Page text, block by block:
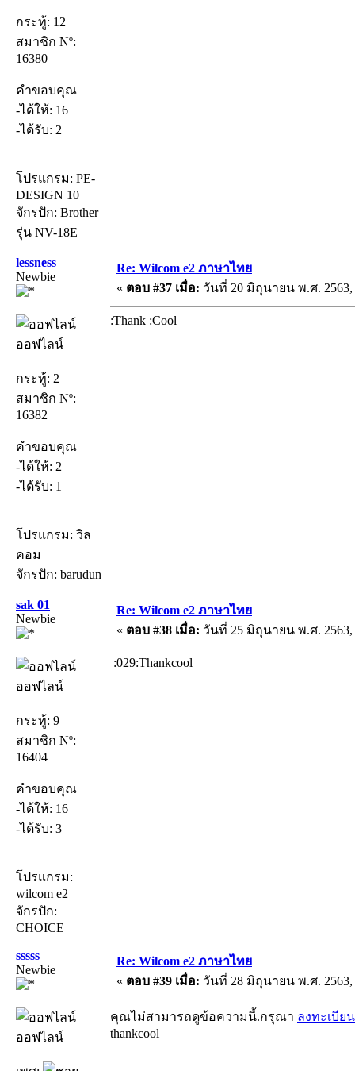
กระทู้: 12
สมาชิก Nº:
16380
คำขอบคุณ
-ได้ให้: 16
-ได้รับ: 2
โปรแกรม: PE-
DESIGN 10
จักรปัก: Brother
รุ่น NV-18E
lessness
Newbie
ออฟไลน์
กระทู้: 2
สมาชิก Nº:
16382
คำขอบคุณ
-ได้ให้: 2
-ได้รับ: 1
โปรแกรม: วิล
คอม
จักรปัก: barudun
Re: Wilcom e2 ภาษาไทย
« ตอบ #37 เมื่อ: วันที่ 20 มิถุนายน พ.ศ. 2563,
:Thank :Cool
sak 01
Newbie
ออฟไลน์
กระทู้: 9
สมาชิก Nº:
16404
คำขอบคุณ
-ได้ให้: 16
-ได้รับ: 3
โปรแกรม:
wilcom e2
จักรปัก:
CHOICE
Re: Wilcom e2 ภาษาไทย
« ตอบ #38 เมื่อ: วันที่ 25 มิถุนายน พ.ศ. 2563,
:029:Thankcool
sssss
Newbie
ออฟไลน์
Re: Wilcom e2 ภาษาไทย
« ตอบ #39 เมื่อ: วันที่ 28 มิถุนายน พ.ศ. 2563,
คุณไม่สามารถดูข้อความนี้.กรุณา ลงทะเบียน
thankcool